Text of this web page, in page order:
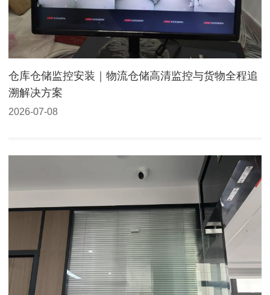
仓库仓储监控安装｜物流仓储高清监控与货物全程追
溯解决方案
2026-07-08